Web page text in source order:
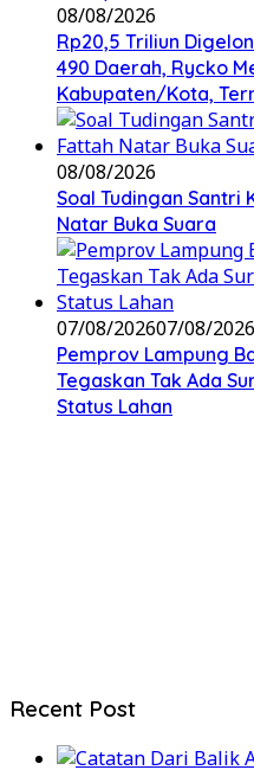
08/08/2026
Rp20,5 Triliun
490 Daerah, Rycko
Kabupaten/Kota,
08/08/2026
Soal Tudingan Santri
Natar Buka Suara
07/08/202607/08/2026
Pemprov Lampung
Tegaskan Tak Ada
Status Lahan
Recent Post